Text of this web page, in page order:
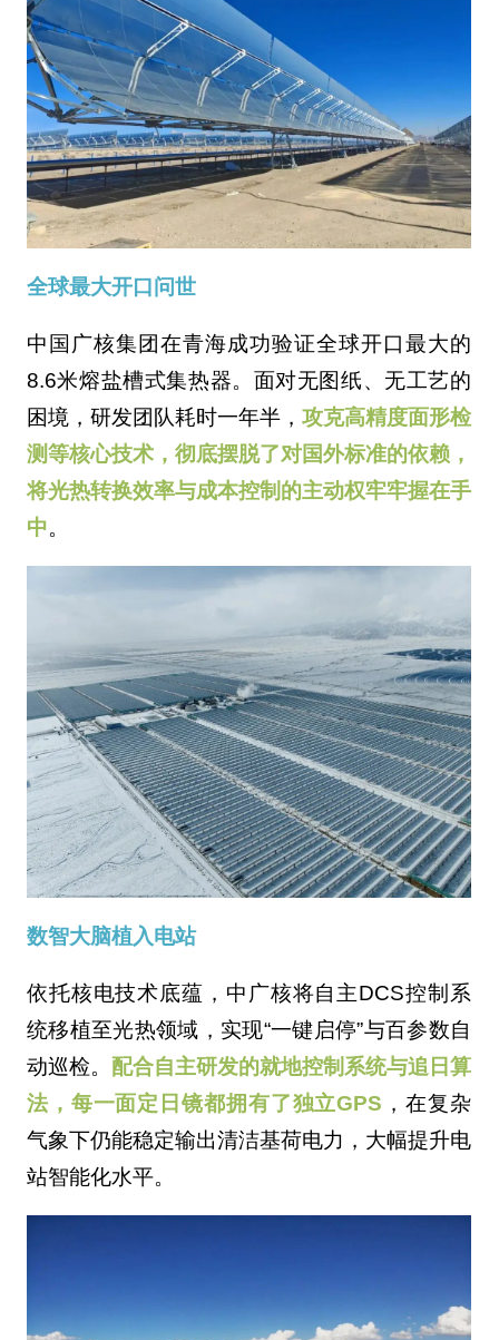
全球最大开口问世
中国广核集团在青海成功验证全球开口最大的
8.6米熔盐槽式集热器。面对无图纸、无工艺的
困境，研发团队耗时一年半， 攻克高精度面形检
测等核心技术，彻底摆脱了对国外标准的依赖，
将光热转换效率与成本控制的主动权牢牢握在手
中。
数智大脑植入电站
依托核电技术底蕴，中广核将自主DCS控制系
统移植至光热领域，实现“一键启停”与百参数自
动巡检。 配合自主研发的就地控制系统与追日算
法，每一面定日镜都拥有了独立GPS ，在复杂
气象下仍能稳定输出清洁基荷电力，大幅提升电
站智能化水平。